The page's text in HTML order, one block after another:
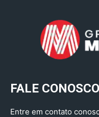
FALE CONOSCO
Entre em contato